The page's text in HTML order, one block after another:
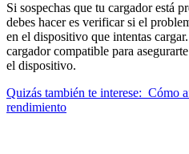
Si sospechas que tu cargador está
debes hacer es verificar si el
en el dispositivo que intentas
cargador compatible para
el dispositivo.
Quizás también te interese: Cómo
rendimiento